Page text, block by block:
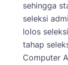
sehingga
seleksi
lolos
tahap
Computer